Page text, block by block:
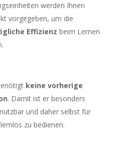
werden Ihnen
vorgegeben, um die
Effizienz beim Lernen
keine vorherige
. Damit ist er besonders
und daher selbst für
zu bedienen.